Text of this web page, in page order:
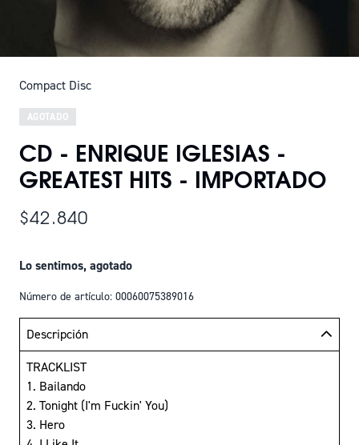
Compact Disc
AGOTADO
CD - ENRIQUE IGLESIAS -
GREATEST HITS - IMPORTADO
$42.840
Lo sentimos, agotado
Número de artículo: 00060075389016
Descripción
TRACKLIST
1. Bailando
2. Tonight (I'm Fuckin' You)
3. Hero